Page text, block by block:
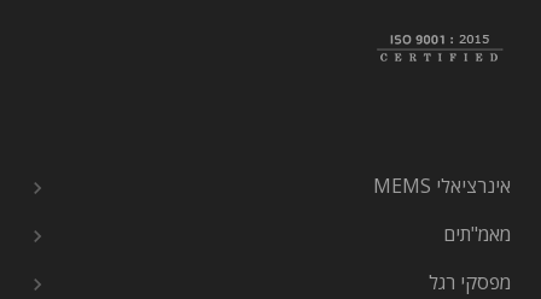
אינרציאלי MEMS
מאמ"תים
מפסקי רגל